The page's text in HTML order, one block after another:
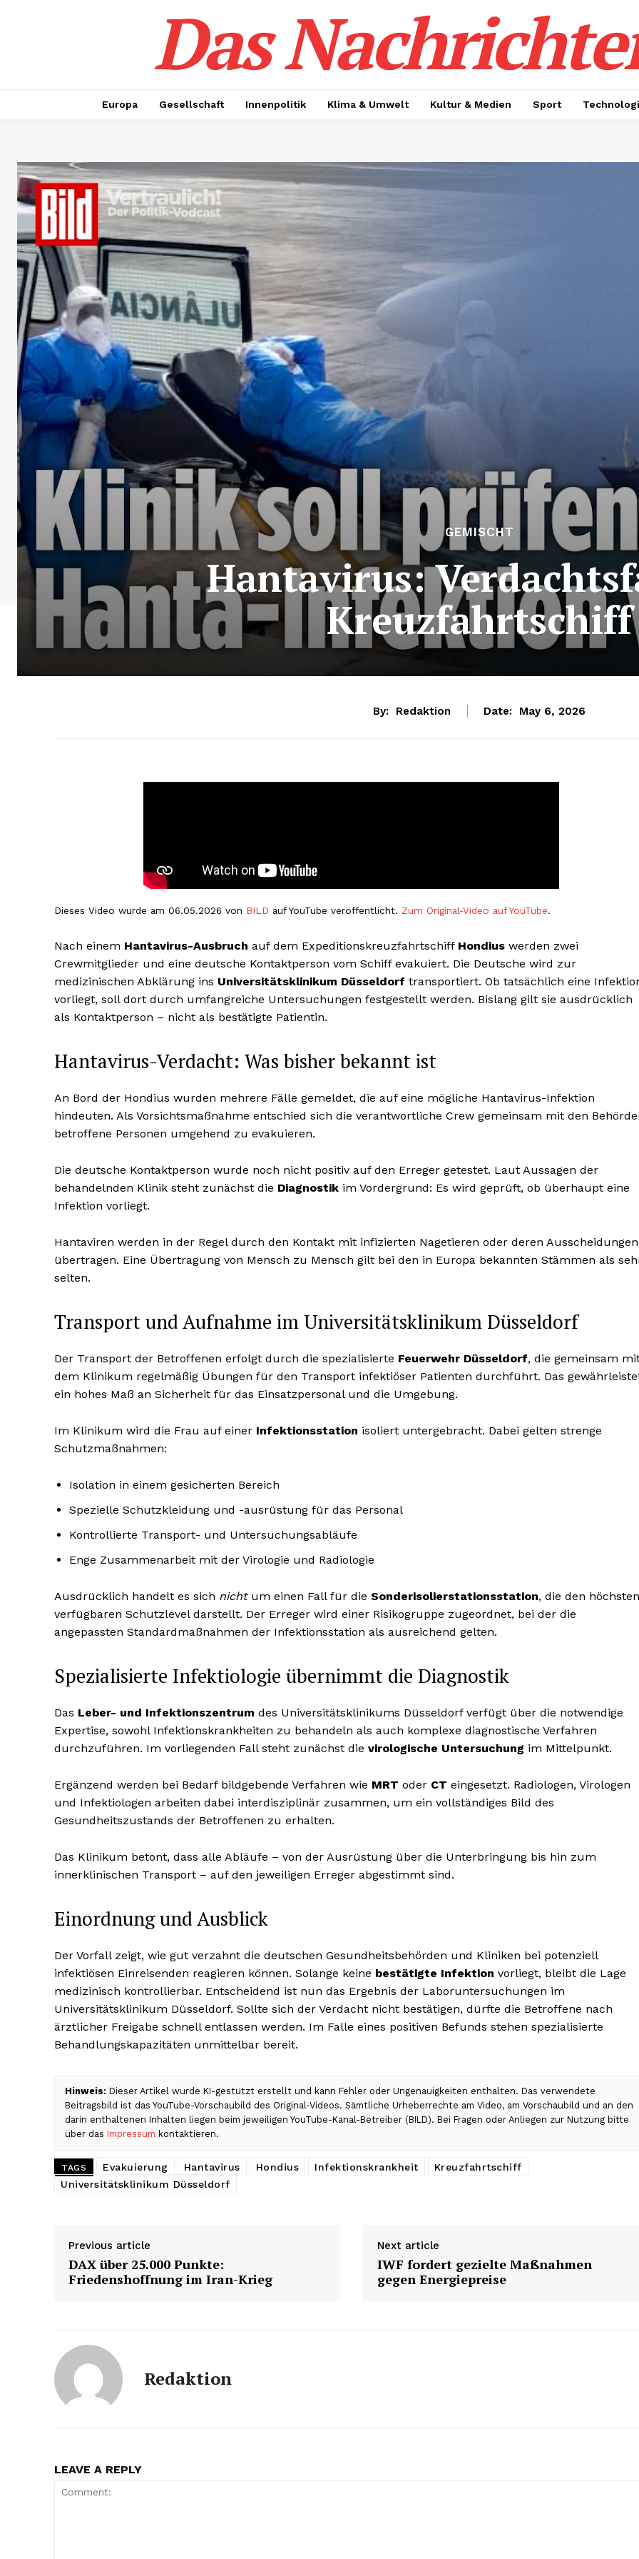
Das
Europa Gesellschaft Innenpolitik Klima & Umwelt Kultur & Medien Sport
GEMISCHT
Hantavirus:
Kreuzfahrtschiff
By: Redaktion Date: May 6, 2026
Dieses Video wurde am 06.05.2026 von BILD auf YouTube veröffentlicht. Zum Original-Video auf YouTube.
Nach einem Hantavirus-Ausbruch auf dem Expeditionskreuzfahrtschiff Hondius werden zwei
Crewmitglieder und eine deutsche Kontaktperson vom Schiff evakuiert. Die Deutsche wird zur
medizinischen Abklärung ins Universitätsklinikum Düsseldorf transportiert. Ob tatsächlich eine
vorliegt, soll dort durch umfangreiche Untersuchungen festgestellt werden. Bislang gilt sie ausdrücklich
als Kontaktperson – nicht als bestätigte Patientin.
Hantavirus-Verdacht: Was bisher bekannt ist
An Bord der Hondius wurden mehrere Fälle gemeldet, die auf eine mögliche Hantavirus-Infektion
hindeuten. Als Vorsichtsmaßnahme entschied sich die verantwortliche Crew gemeinsam mit den
betroffene Personen umgehend zu evakuieren.
Die deutsche Kontaktperson wurde noch nicht positiv auf den Erreger getestet. Laut Aussagen der
behandelnden Klinik steht zunächst die Diagnostik im Vordergrund: Es wird geprüft, ob überhaupt eine
Infektion vorliegt.
Hantaviren werden in der Regel durch den Kontakt mit infizierten Nagetieren oder deren Ausscheidungen
übertragen. Eine Übertragung von Mensch zu Mensch gilt bei den in Europa bekannten Stämmen als
selten.
Transport und Aufnahme im Universitätsklinikum Düsseldorf
Der Transport der Betroffenen erfolgt durch die spezialisierte Feuerwehr Düsseldorf, die gemeinsam
dem Klinikum regelmäßig Übungen für den Transport infektiöser Patienten durchführt. Das
ein hohes Maß an Sicherheit für das Einsatzpersonal und die Umgebung.
Im Klinikum wird die Frau auf einer Infektionsstation isoliert untergebracht. Dabei gelten strenge
Schutzmaßnahmen:
Isolation in einem gesicherten Bereich
Spezielle Schutzkleidung und -ausrüstung für das Personal
Kontrollierte Transport- und Untersuchungsabläufe
Enge Zusammenarbeit mit der Virologie und Radiologie
Ausdrücklich handelt es sich nichtum einen Fall für die Sonderisolierstationsstation, die den höchsten
verfügbaren Schutzlevel darstellt. Der Erreger wird einer Risikogruppe zugeordnet, bei der die
angepassten Standardmaßnahmen der Infektionsstation als ausreichend gelten.
Spezialisierte Infektiologie übernimmt die Diagnostik
Das Leber- und Infektionszentrum des Universitätsklinikums Düsseldorf verfügt über die notwendige
Expertise, sowohl Infektionskrankheiten zu behandeln als auch komplexe diagnostische Verfahren
durchzuführen. Im vorliegenden Fall steht zunächst die virologische Untersuchung im Mittelpunkt.
Ergänzend werden bei Bedarf bildgebende Verfahren wie MRT oder CT eingesetzt. Radiologen, Virologen
und Infektiologen arbeiten dabei interdisziplinär zusammen, um ein vollständiges Bild des
Gesundheitszustands der Betroffenen zu erhalten.
Das Klinikum betont, dass alle Abläufe – von der Ausrüstung über die Unterbringung bis hin zum
innerklinischen Transport – auf den jeweiligen Erreger abgestimmt sind.
Einordnung und Ausblick
Der Vorfall zeigt, wie gut verzahnt die deutschen Gesundheitsbehörden und Kliniken bei potenziell
infektiösen Einreisenden reagieren können. Solange keine bestätigte Infektion vorliegt, bleibt die Lage
medizinisch kontrollierbar. Entscheidend ist nun das Ergebnis der Laboruntersuchungen im
Universitätsklinikum Düsseldorf. Sollte sich der Verdacht nicht bestätigen, dürfte die Betroffene nach
ärztlicher Freigabe schnell entlassen werden. Im Falle eines positiven Befunds stehen spezialisierte
Behandlungskapazitäten unmittelbar bereit.
Hinweis: Dieser Artikel wurde KI-gestützt erstellt und kann Fehler oder Ungenauigkeiten enthalten. Das verwendete
Beitragsbild ist das YouTube-Vorschaubild des Original-Videos. Sämtliche Urheberrechte am Video, am Vorschaubild und an den
darin enthaltenen Inhalten liegen beim jeweiligen YouTube-Kanal-Betreiber (BILD). Bei Fragen oder Anliegen zur Nutzung bitte
über das Impressum kontaktieren.
TAGS Evakuierung Hantavirus Hondius Infektionskrankheit
Kreuzfahrtschiff
Universitätsklinikum Düsseldorf
Previous article
DAX über 25.000 Punkte:
Friedenshoffnung im Iran-Krieg
Next article
IWF fordert gezielte Maßnahmen
gegen Energiepreise
Redaktion
LEAVE A REPLY